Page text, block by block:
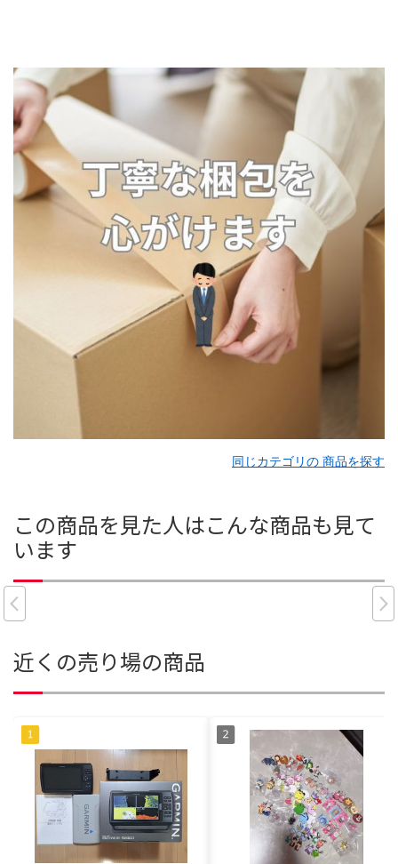
同じカテゴリの 商品を探す
この商品を見た人はこんな商品も見て
います
近くの売り場の商品